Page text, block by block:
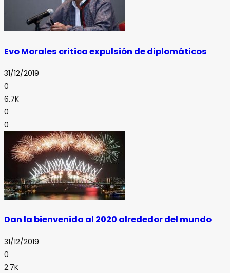
Evo Morales critica expulsión de diplomáticos
31/12/2019
0
6.7K
0
0
Dan la bienvenida al 2020 alrededor del mundo
31/12/2019
0
2.7K